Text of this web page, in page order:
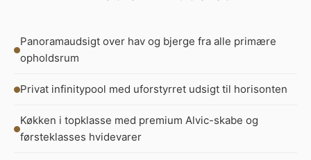
Panoramaudsigt over hav og bjerge fra alle primære
opholdsrum
Privat infinitypool med uforstyrret udsigt til horisonten
Køkken i topklasse med premium Alvic-skabe og
førsteklasses hvidevarer